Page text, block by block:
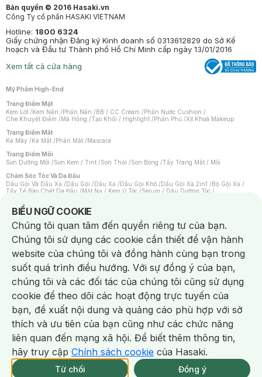
Giao Nhanh Miễn Phí 2H.
tại 339 Chi Nhánh (Trễ tặng 100K)
Bản quyền © 2016 Hasaki.vn
Công Ty cổ phần HASAKI VIETNAM
Hotline: 1800 6324
Giấy chứng nhận Đăng ký Kinh doanh số 0313612829 do Sở Kế
hoạch và Đầu tư Thành phố Hồ Chí Minh cấp ngày 13/01/2016
Xem tất cả cửa hàng
Mỹ Phẩm High-End
Trang Điểm Mặt
Kem Lót /Kem Nền /Phấn Nền /BB / CC Cream /Phấn Nước Cushion /
Che Khuyết Điểm /Má Hồng /Tạo Khối / Highlight /Phấn Phủ /Xịt Khoá Makeup
Trang Điểm Mắt
Kẻ Mày /Kẻ Mắt /Phấn Mắt /Mascara
Trang Điểm Môi
Son Dưỡng Môi /Son Kem / Tint /Son Thỏi /Son Bóng /Tẩy Trang Mắt / Môi
Chăm Sóc Tóc Và Da Đầu
Dầu Gội Và Dầu Xả /Dầu Gội /Dầu Xả /Dầu Gội Khô /Dầu Gội Xả 2in1 /Bộ Gội Xả /
Tẩy Tế Bào Chết Da Đầu /Mặt Nạ / Kem Ủ Tóc /Serum / Dầu Dưỡng Tóc /
Máy Sấy Tóc
Lược
Kem Tẩy Lông/Dụng Cụ Tẩy Lông
Nước Hoa
Nước Hoa Nam Nước Hoa Cao Cấp Xịt Thơm Toàn Thân
Nước Hoa Vùng Kín
Chăm Sóc Cá Nhân
Chống Muỗi
Khẩu Trang Máy Massage Mặt Nạ Xông Hơi/Nước Rửa Tay
Sản Phẩm Chăm Sóc Khác/ Bàn Chải Đánh Răng /Bàn Chải Điện/
Hỗ Trợ Trắng Răng / Kem Đánh Răng Máy Tăm Nước Nước Súc Miệng
Tăm / Chỉ Nha Khoa /Xịt Thơm Miệng / Dung Dịch Vệ Sinh/Dưỡng Vùng Kín/
Khăn Ướt Vệ Sinh Vùng Kín
/Băng Vệ Sinh Tampon Bọt Cạo Râu Dao Cạo Râu/
Máy Cạo Râu
Vấn Đề Về Da
Da Dầu / Lỗ Chân Lông To
Da Khô / Mất Nước /Da Lão Hóa / Da Mụn/
Da Nhạy Cảm / Kích Ứng/Da Xỉn Màu/Thâm / Nám / Tàn Nhang/
Quầng Thâm & Bọng Mắt/ Sẹo
Viêm Da Cơ Địa
Dụng Cụ / Phụ Kiện Chăm Sóc Da
/Khăn Lau Mặt Khô Dụng Cụ / Máy Rửa Mặt/Máy Chăm Sóc Da
BIỂU NGỮ COOKIE
Notice about cookies usage
Chúng tôi quan tâm đến quyền riêng tư của bạn.
Chúng tôi sử dụng các cookie cần thiết để vận hành
website của chúng tôi và đồng hành cùng bạn trong
suốt quá trình điều hướng. Với sự đồng ý của bạn,
chúng tôi và các đối tác của chúng tôi cũng sử dụng
cookie để theo dõi các hoạt động trực tuyến của
bạn, đề xuất nội dung và quảng cáo phù hợp với sở
thích và ưu tiên của bạn cũng như các chức năng
liên quan đến mạng xã hội. Để biết thêm thông tin,
hãy truy cập Chính sách cookie của Hasaki.
Từ chối Đồng ý